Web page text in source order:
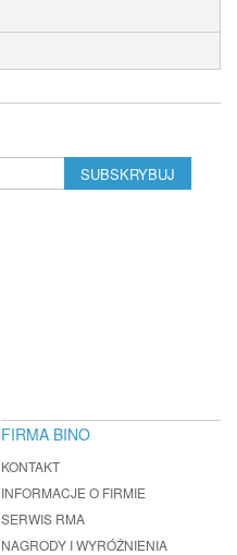
SUBSKRYBUJ
FIRMA BINO
KONTAKT
INFORMACJE O FIRMIE
SERWIS RMA
NAGRODY I WYRÓŻNIENIA